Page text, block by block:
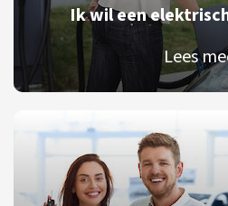
Ik wil een
Lees